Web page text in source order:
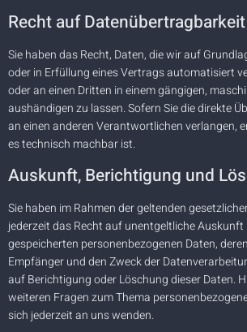
Recht auf Daten­übertrag­barkeit
Sie haben das Recht, Daten, die wir auf
oder in Erfüllung eines Vertrags automatisiert
oder an einen Dritten in einem gängigen,
aushändigen zu lassen. Sofern Sie die direkte
an einen anderen Verantwortlichen verlangen,
es technisch machbar ist.
Auskunft, Berichtigung und
Sie haben im Rahmen der geltenden
jederzeit das Recht auf unentgeltliche Auskunft
gespeicherten personenbezogenen Daten,
Empfänger und den Zweck der
auf Berichtigung oder Löschung dieser Daten.
weiteren Fragen zum Thema
sich jederzeit an uns wenden.